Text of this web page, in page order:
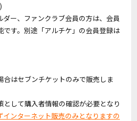
ー、ファンクラブ会員の方は、会員
です。別途「アルチケ」の会員登録は
合はセブンチケットのみで販売しま
として購入者情報の確認が必要となり
インターネット販売のみとなりますの